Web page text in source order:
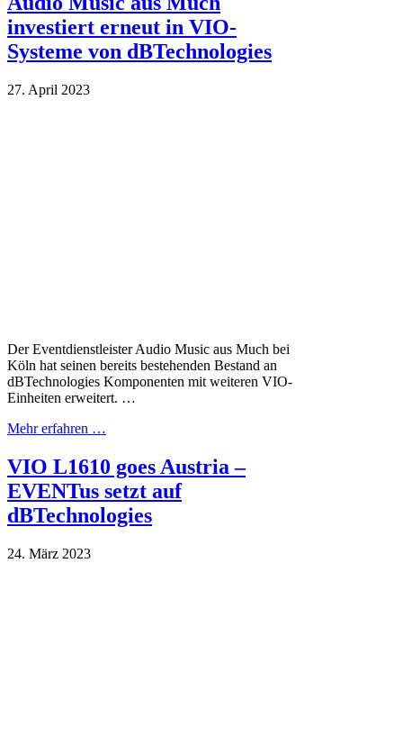
investiert erneut in VIO-
Systeme von dBTechnologies
27. April 2023
Der Eventdienstleister Audio Music aus Much bei
Köln hat seinen bereits bestehenden Bestand an
dBTechnologies Komponenten mit weiteren VIO-
Einheiten erweitert. …
Mehr erfahren …
VIO L1610 goes Austria –
EVENTus setzt auf
dBTechnologies
24. März 2023